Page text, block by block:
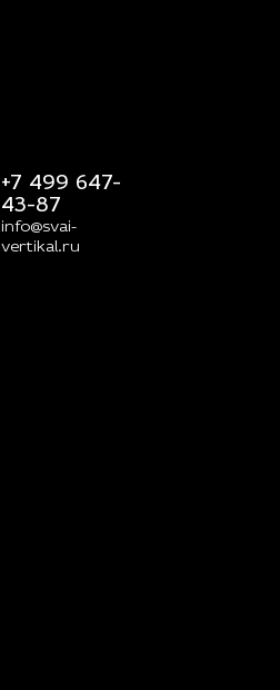
+7 499 647-
43-87
info@svai-
vertikal.ru